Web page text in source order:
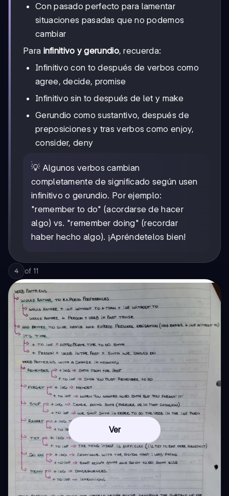
Con pasado perfecto para lamentar
situaciones pasadas que no podemos
cambiar
Para infinitivo y gerundio, recuerda:
Infinitivo con to después de verbos como
agree, decide, promise
Infinitivo sin to después de let y make
Gerundio como sustantivo, después de
preposiciones y tras verbos como enjoy,
consider, deny
💡 Algunos verbos cambian
completamente de significado según usen
infinitivo o gerundio. Por ejemplo:
"remember to do" (acordarse de hacer
algo) vs. "remember doing" (recordar
haber hecho algo). ¡Apréndetelos bien!
4 of 11
Ver